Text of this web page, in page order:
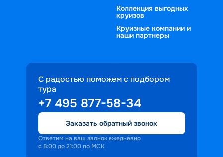
Коллекция выгодных
круизов
Круизные компании и
наши партнеры
С радостью поможем с подбором
тура
+7 495 877-58-34
Заказать обратный звонок
Ответим на ваш звонок ежедневно
с 8:00 до 21:00 по МСК